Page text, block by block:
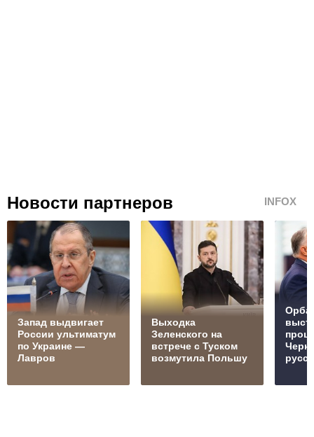
Новости партнеров INFOX
Запад выдвигает
России ультиматум
по Украине —
Лавров
Выходка
Зеленского на
встрече с Туском
возмутила Польшу